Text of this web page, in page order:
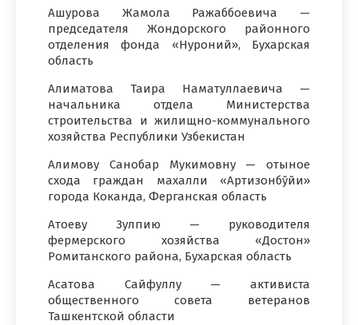
Ашурова Жамола Ражаббоевича —
председателя Жондорского районного
отделения фонда «Нуроний», Бухарская
область
Алиматова Таира Наматуллаевича —
начальника отдела Министерства
строительства и жилищно-коммунального
хозяйства Республики Узбекистан
Алимову Санобар Мукимовну — отыное
схода граждан махалли «Артизонбўйи»
города Коканда, Ферганская область
Атоеву Зулпию — руководителя
фермерского хозяйства «Достон»
Ромитанского района, Бухарская область
Асатова Сайфуллу — активиста
общественного совета ветеранов
Ташкентской области